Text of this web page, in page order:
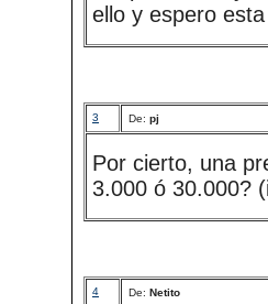
ello y espero
3 De: pj
Por cierto, una
3.000 ó 30.000?
4 De: Netito